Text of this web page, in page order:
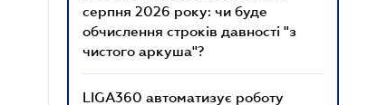
серпня 2026 року: чи буде
обчислення строків давності "з
чистого аркуша"?
LIGA360 автоматизує роботу